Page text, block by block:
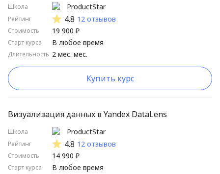
Высокий рейтинг
Низкий рейтинг
Школа
Рейтинг
Стоимость
Старт курса
Длительность
ProductStar
4.8 12 отзывов
19 900 ₽
2 мес. мес.
В любое время
Купить курс
Визуализация данных в Yandex DataLens
Школа
Рейтинг
Стоимость
Старт курса
ProductStar
4.8 12 отзывов
14 990 ₽
В любое время